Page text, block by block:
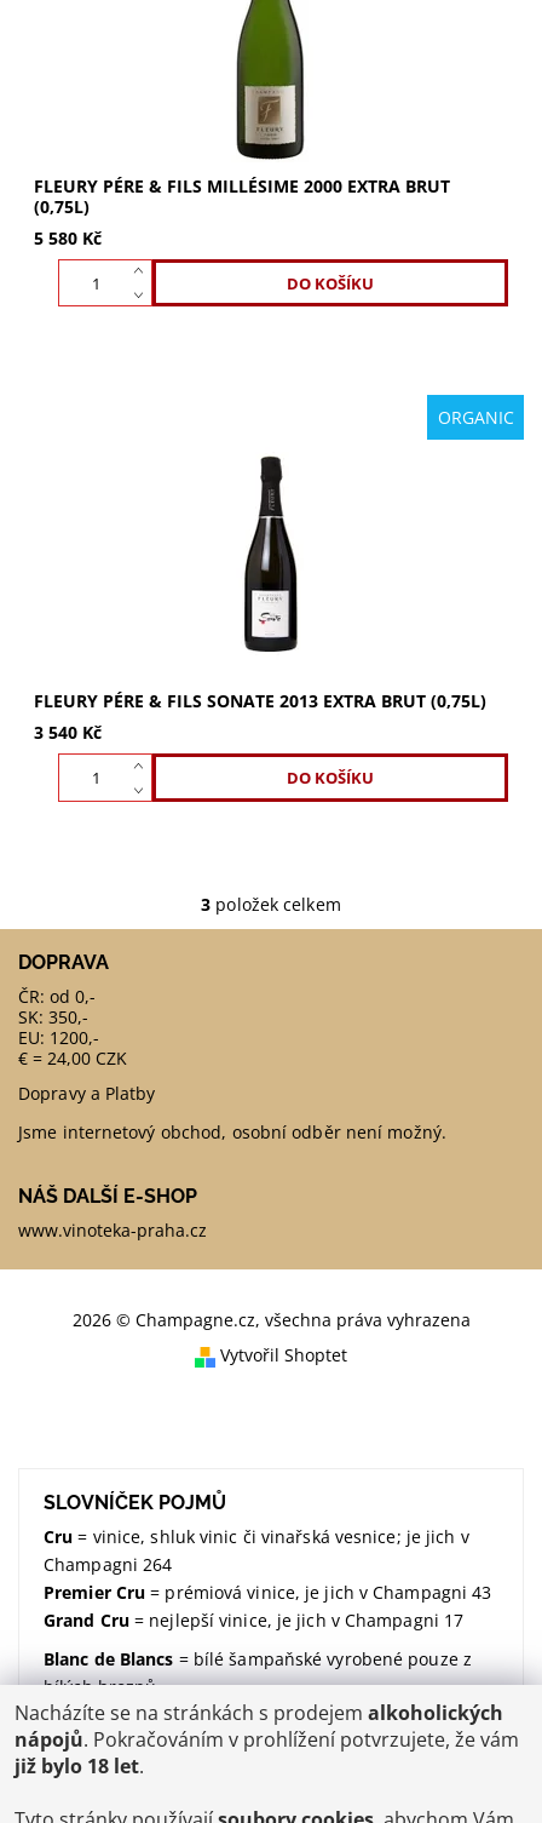
FLEURY PÉRE & FILS MILLÉSIME 2000 EXTRA BRUT
(0,75L)
5 580 Kč
ORGANIC
Fleury Pére & Fils Sonate 2013 Extra Brut - šampaňské bez
sulfátů. Živé tóny žlutého ovoce a oříšků. Plná, velkorysá a
FLEURY PÉRE & FILS SONATE 2013 EXTRA BRUT (0,75L)
3 540 Kč
3 položek celkem
DOPRAVA
ČR: od 0,-
SK: 350,-
EU: 1200,-
€ = 24,00 CZK
Dopravy a Platby
Jsme internetový obchod, osobní odběr není možný.
NÁŠ DALŠÍ E-SHOP
www.vinoteka-praha.cz
2026 © Champagne.cz, všechna práva vyhrazena
Vytvořil Shoptet
SLOVNÍČEK POJMŮ
Cru = vinice, shluk vinic či vinařská vesnice; je jich v
Champagni 264
Premier Cru = prémiová vinice, je jich v Champagni 43
Grand Cru= nejlepší vinice, je jich v Champagni 17
Blanc de Blancs = bílé šampaňské vyrobené pouze z
bílých hroznů
Blanc de Noirs= bílé šampaňské vyrobené pouze z
modrých hroznů
dosáž / dosage / dávkování
cukru (udávané v gramech na litr)
Nacházíte se na stránkách s prodejem alkoholických
nápojů. Pokračováním v prohlížení potvrzujete, že vám
již bylo 18 let.